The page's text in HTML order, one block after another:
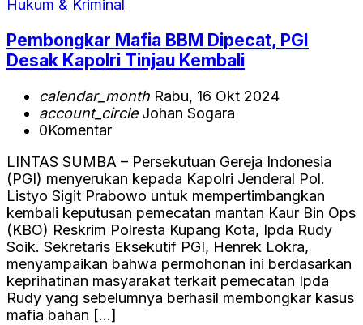
Hukum & Kriminal
Pembongkar Mafia BBM Dipecat, PGI
Desak Kapolri Tinjau Kembali
calendar_month Rabu, 16 Okt 2024
account_circleJohan Sogara
0Komentar
LINTAS SUMBA – Persekutuan Gereja Indonesia
(PGI) menyerukan kepada Kapolri Jenderal Pol.
Listyo Sigit Prabowo untuk mempertimbangkan
kembali keputusan pemecatan mantan Kaur Bin Ops
(KBO) Reskrim Polresta Kupang Kota, Ipda Rudy
Soik. Sekretaris Eksekutif PGI, Henrek Lokra,
menyampaikan bahwa permohonan ini berdasarkan
keprihatinan masyarakat terkait pemecatan Ipda
Rudy yang sebelumnya berhasil membongkar kasus
mafia bahan […]